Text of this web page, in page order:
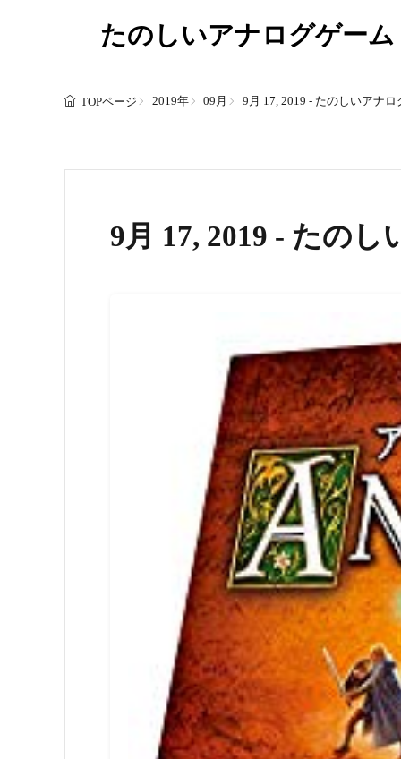
たのしいアナログゲーム
TOPページ 2019年 09月 9月 17, 2019 - たのしいアナロ
9月 17, 2019 - たの